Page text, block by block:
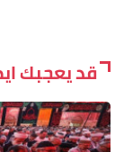
قد يعجبك